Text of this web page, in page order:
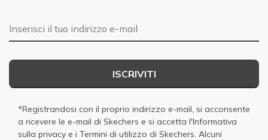
E-mail
ISCRIVITI
*Registrandosi con il proprio indirizzo e-mail, si acconsente
a ricevere le e-mail di Skechers e si accetta l'Informativa
sulla privacy e i Termini di utilizzo di Skechers . Alcuni